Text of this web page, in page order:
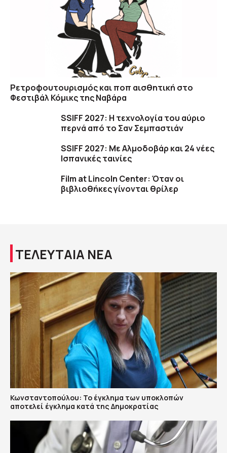
Ρετροφουτουρισμός και ποπ αισθητική στο
Φεστιβάλ Κόμικς της Ναβάρα
SSIFF 2027: Η τεχνολογία του αύριο
περνά από το Σαν Σεμπαστιάν
SSIFF 2027: Με Αλμοδοβάρ και 24 νέες
Ισπανικές ταινίες
Film at Lincoln Center: Όταν οι
βιβλιοθήκες γίνονται θρίλερ
ΤΕΛΕΥΤΑΙΑ ΝΕΑ
Κωνσταντοπούλου: Το έγκλημα των υποκλοπών
αποτελεί έγκλημα κατά της Δημοκρατίας